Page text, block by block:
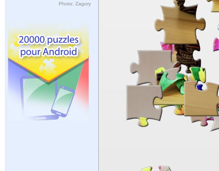
Photo: Zagory